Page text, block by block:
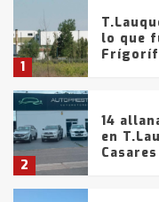
1
lo que
2
14
en
Casares